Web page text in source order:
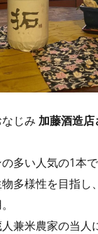
じみ 加藤酒造
多い人気の1本で
多様性を目指し
兼米農家の当人